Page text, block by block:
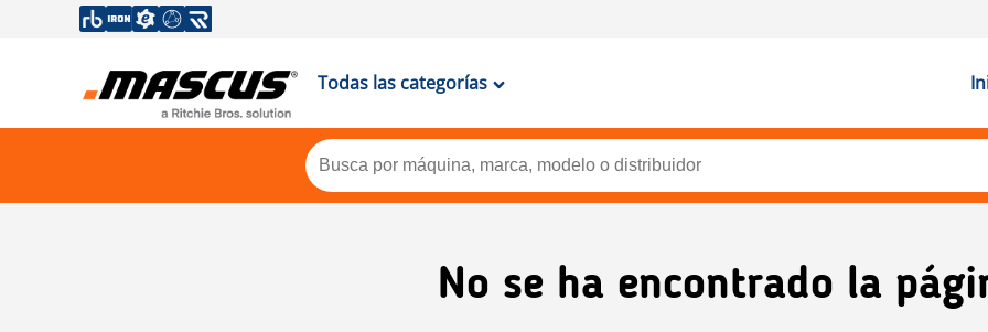
Todas las categorías
No se ha encontrado la